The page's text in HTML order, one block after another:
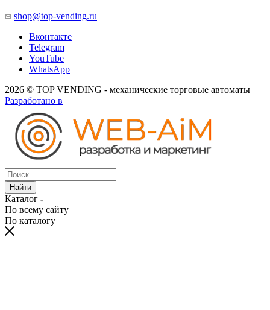
shop@top-vending.ru
Вконтакте
Telegram
YouTube
WhatsApp
2026 © TOP VENDING - механические торговые автоматы
Разработано в
Найти
Каталог
По всему сайту
По каталогу